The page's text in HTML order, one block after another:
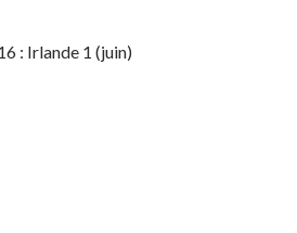
: Irlande 1 (juin)